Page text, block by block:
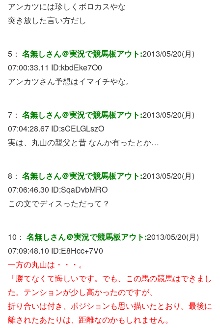
アンカツには珍しくボロカスやな
突き放した言い方だし
5： 名無しさん＠実況で競馬板アウト:2013/05/20(月)
07:00:33.11 ID:kbdEke7O0
アンカツさん予想はイマイチやな。
7： 名無しさん＠実況で競馬板アウト:2013/05/20(月)
07:04:28.67 ID:sCELGLszO
実は、丸山の親父と昔 なんか有ったとか…
8： 名無しさん＠実況で競馬板アウト:2013/05/20(月)
07:06:46.30 ID:SqaDvbMRO
この文でディスっただって？
10： 名無しさん＠実況で競馬板アウト:2013/05/20(月)
07:09:48.10 ID:E8Hcc+7V0
一方の丸山は・・・。
「勝てなくて悔しいです。でも、この馬の競馬はできまし
た。テンションが少し高かったのですが、
折り合いは付き、ポジションも思い描いたとおり。最後に
離されたあたりは、距離なのかもしれません。